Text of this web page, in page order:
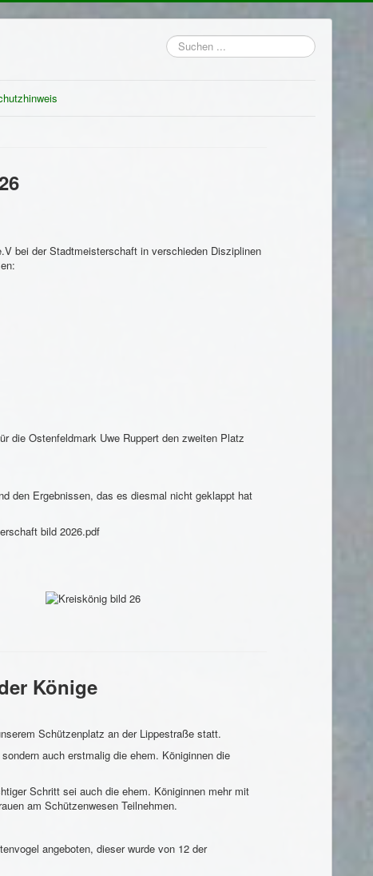
Suchen
...
bei der Stadtmeisterschaft in verschieden Disziplinen
die Ostenfeldmark Uwe Ruppert den zweiten Platz
den Ergebnissen, das es diesmal nicht geklappt hat
Könige
Schützenplatz an der Lippestraße statt.
auch erstmalig die ehem. Königinnen die
Schritt sei auch die ehem. Königinnen mehr mit
am Schützenwesen Teilnehmen.
angeboten, dieser wurde von 12 der